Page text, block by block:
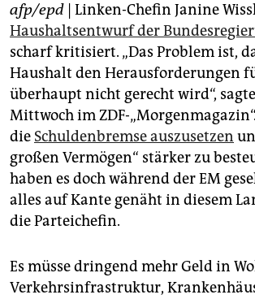
shop
fragen & hilfe
unterstützen
abo
genossenschaft
epaper login
afp/epd | Linken-Chefin Janine
Haushaltsentwurf der
scharf kritisiert. „Das Problem ist,
Haushalt den Herausforderungen
überhaupt nicht gerecht wird“,
Mittwoch im ZDF-
die Schuldenbremse auszusetzen
großen Vermögen“ stärker zu
haben es doch während der EM
alles auf Kante genäht in diesem
die Parteichefin.
Es müsse dringend mehr Geld in
Verkehrsinfrastruktur,